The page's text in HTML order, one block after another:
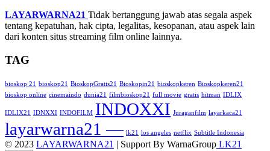
LAYARWARNA21 Tidak bertanggung jawab atas segala aspek
tentang kepatuhan, hak cipta, legalitas, kesopanan, atau aspek lain
dari konten situs streaming film online lainnya.
TAG
bioskop 21 bioskop21 BioskopGratis21 Bioskopin21 bioskopkeren Bioskopkeren21
bioskop online cinemaindo dunia21 filmbioskop21 full movie gratis hitman IDLIX
IDLIX21 IDNXXI INDOFILM INDOXXI Juraganfilm layarkaca21
layarwarna21 — lk21 los angeles netflix Subtitle Indonesia
© 2023 LAYARWARNA21 | Support By WarnaGroup LK21